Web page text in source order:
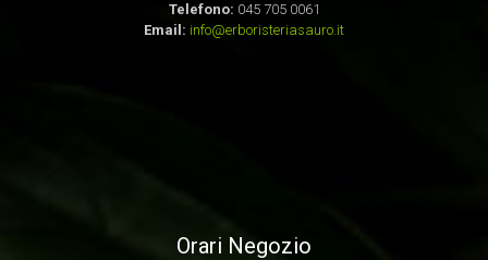
Telefono: 045 705 0061
Email: info@erboristeriasauro.it
Orari Negozio